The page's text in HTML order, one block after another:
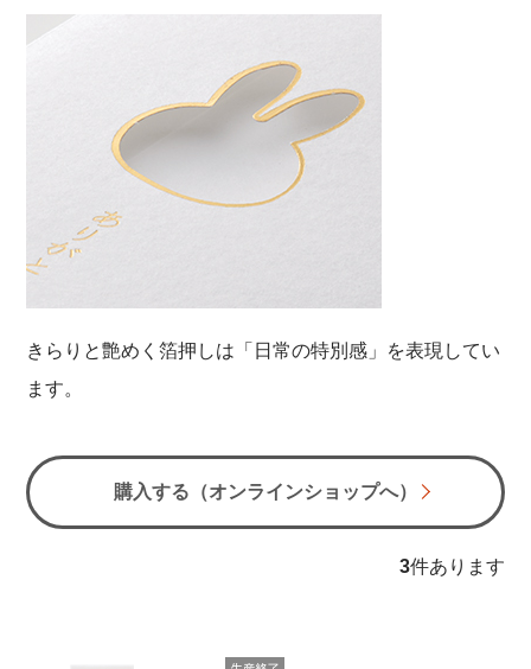
きらりと艶めく箔押しは「日常の特別感」を表現してい
ます。
購入する（オンラインショップへ）
3件あります